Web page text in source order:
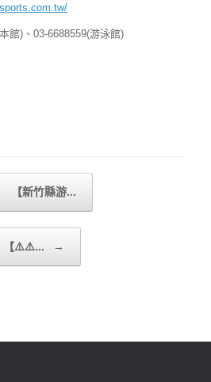
館)、03-6688559(游泳館)
【新竹縣游...
【⚠️⚠️... →